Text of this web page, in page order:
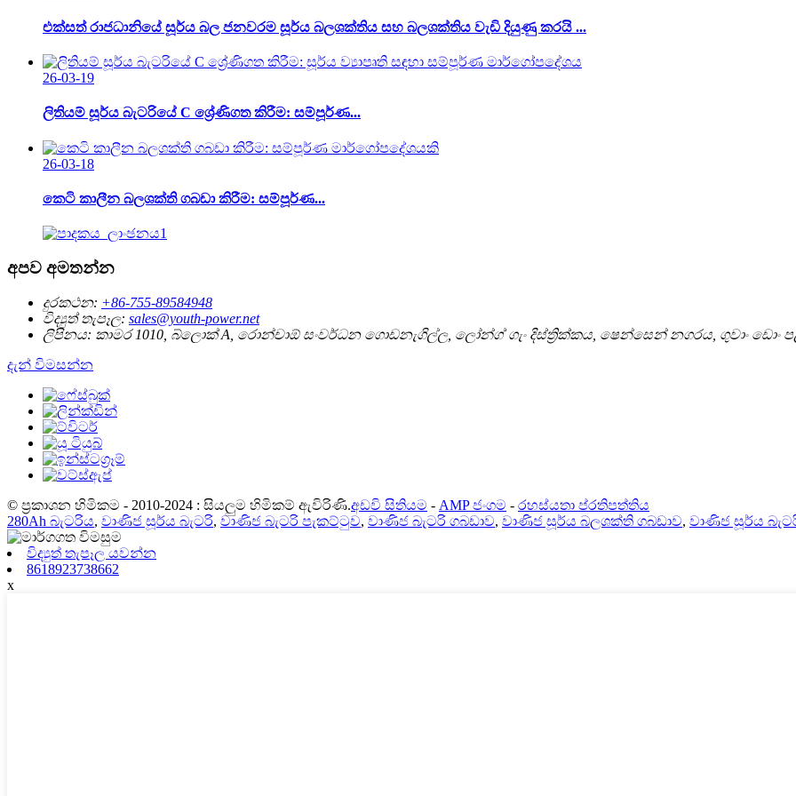
එක්සත් රාජධානියේ සූර්ය බල ජනවරම සූර්ය බලශක්තිය සහ බලශක්තිය වැඩි දියුණු කරයි ...
26-03-19
ලිතියම් සූර්ය බැටරියේ C ශ්‍රේණිගත කිරීම: සම්පූර්ණ...
26-03-18
කෙටි කාලීන බලශක්ති ගබඩා කිරීම: සම්පූර්ණ...
අපව අමතන්න
දුරකථන: +86-755-89584948
විද්‍යුත් තැපෑල: sales@youth-power.net
ලිපිනය: කාමර 1010, බ්ලොක් A, රොන්චාඕ සංවර්ධන ගොඩනැගිල්ල, ලෝන්ග් ගැං දිස්ත්‍රික්කය, ෂෙන්සෙන් නගරය, ගුවාං ඩොං
දැන් විමසන්න
© ප්‍රකාශන හිමිකම - 2010-2024 : සියලුම හිමිකම් ඇවිරිණි.අඩවි සිතියම - AMP ජංගම - රහස්යතා ප්රතිපත්තිය
280Ah බැටරිය, වාණිජ සූර්ය බැටරි, වාණිජ බැටරි පැකට්ටුව, වාණිජ බැටරි ගබඩාව, වාණිජ සූර්ය බලශක්ති ගබඩාව, වාණිජ සූර්ය
විද්‍යුත් තැපෑල යවන්න
8618923738662
x